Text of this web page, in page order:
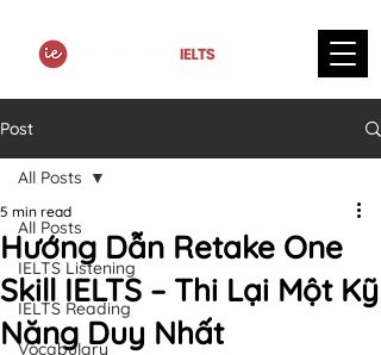
Post
All Posts
IELTS Listening
IELTS Reading
Vocabulary
All Posts
Hướng Dẫn Retake One
Skill IELTS – Thi Lại Một Kỹ
Năng Duy Nhất
5 min read